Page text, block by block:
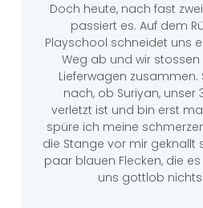
Doch heute, nach fast
passiert es. Auf dem
Playschool schneidet uns
Weg ab und wir
Lieferwagen
nach, ob Suriyan, unser
verletzt ist und bin erst
spüre ich meine
die Stange vor mir geknallt
paar blauen Flecken, die
uns gottlob